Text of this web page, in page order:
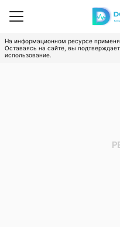
На информационном ресурсе
Оставаясь на сайте, вы
использование.